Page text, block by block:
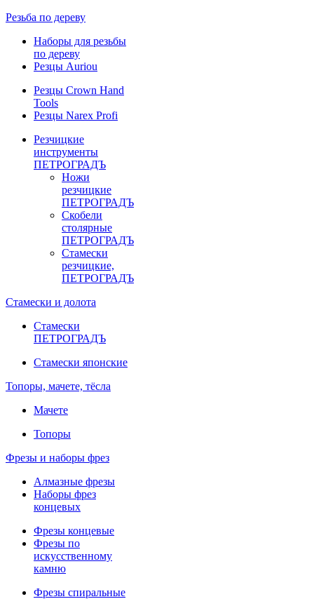
Резьба по дереву
Наборы для резьбы
по дереву
Резцы Auriou
Резцы Crown Hand
Tools
Резцы Narex Profi
Резчицкие
инструменты
ПЕТРОГРАДЪ
Ножи
резчицкие
ПЕТРОГРАДЪ
Скобели
столярные
ПЕТРОГРАДЪ
Стамески
резчицкие,
ПЕТРОГРАДЪ
Стамески и долота
Стамески
ПЕТРОГРАДЪ
Стамески японские
Топоры, мачете, тёсла
Мачете
Топоры
Фрезы и наборы фрез
Алмазные фрезы
Наборы фрез
концевых
Фрезы концевые
Фрезы по
искусственному
камню
Фрезы спиральные